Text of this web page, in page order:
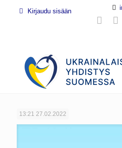
Kirjaudu sisään
13:21 27.02.2022